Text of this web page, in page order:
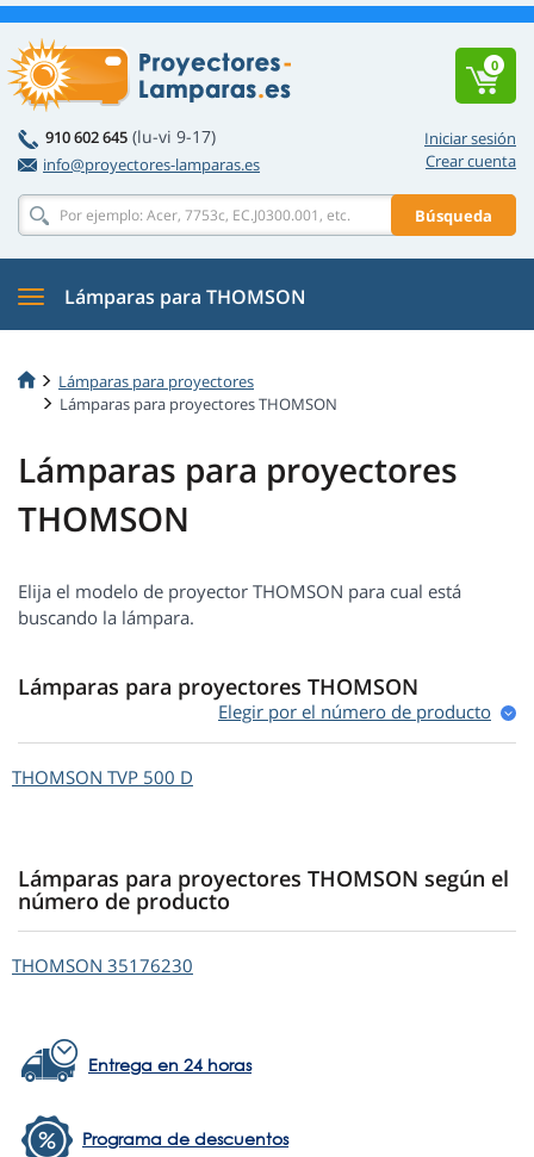
Iniciar sesión
Crear cuenta
910 602 645 (lu-vi 9-17)
info@proyectores-lamparas.es
Búsqueda
0
Lámparas para THOMSON
Lámparas para proyectores
Lámparas para proyectores THOMSON
Lámparas para proyectores
THOMSON
Elija el modelo de proyector THOMSON para cual está
buscando la lámpara.
Lámparas para proyectores THOMSON
Elegir por el número de produсto
THOMSON TVP 500 D
Lámparas para proyectores THOMSON según el
número de producto
THOMSON 35176230
Entrega en 24 horas
Programa de descuentos